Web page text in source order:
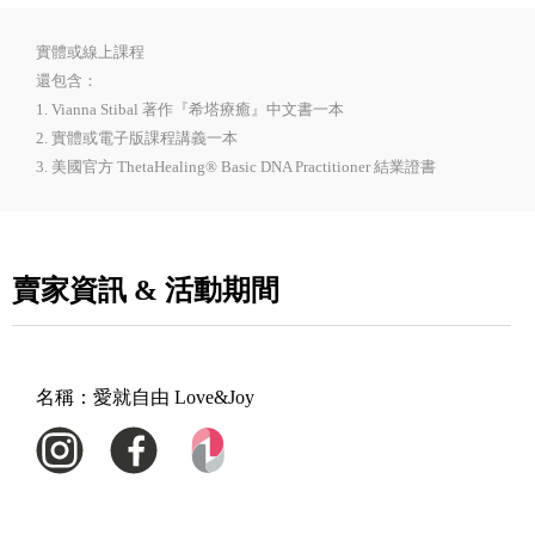
實體或線上課程
還包含：
1. Vianna Stibal 著作『希塔療癒』中文書一本
2. 實體或電子版課程講義一本
3. 美國官方 ThetaHealing® Basic DNA Practitioner 結業證書
賣家資訊 & 活動期間
名稱： 愛就自由 Love&Joy